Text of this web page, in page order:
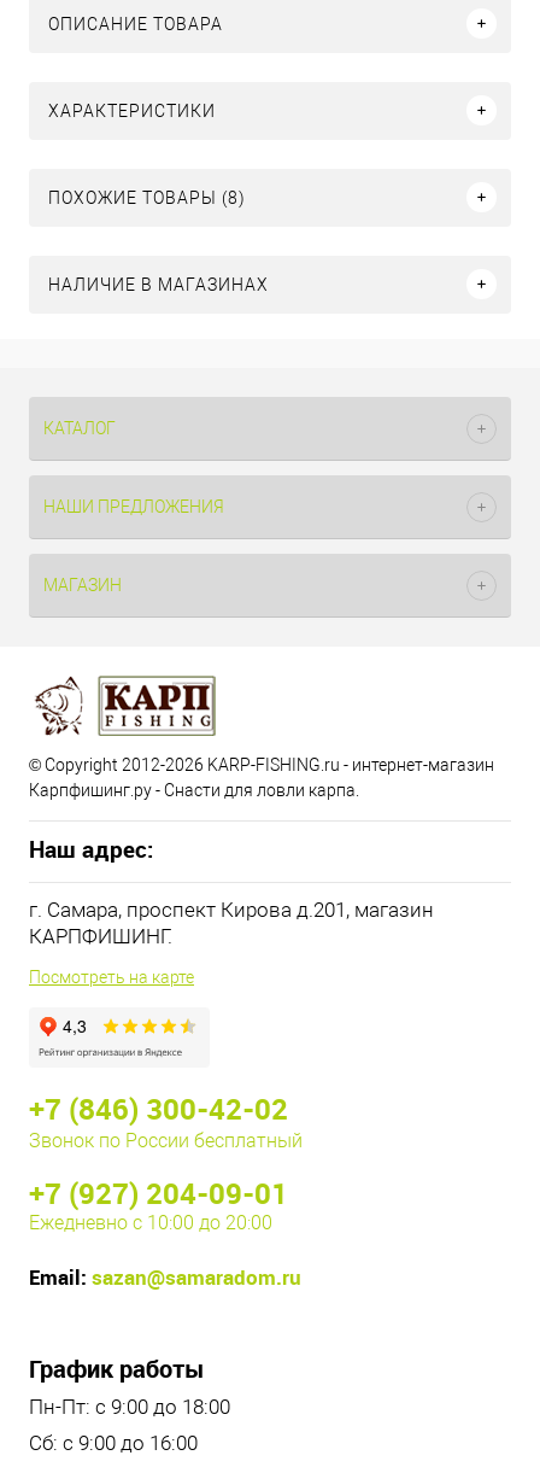
ОПИСАНИЕ ТОВАРА
ХАРАКТЕРИСТИКИ
ПОХОЖИЕ ТОВАРЫ (8)
НАЛИЧИЕ В МАГАЗИНАХ
КАТАЛОГ
НАШИ ПРЕДЛОЖЕНИЯ
МАГАЗИН
© Copyright 2012-2026 KARP-FISHING.ru - интернет-магазин
Карпфишинг.ру - Снасти для ловли карпа.
Наш адрес:
г. Самара, проспект Кирова д.201, магазин
КАРПФИШИНГ.
Посмотреть на карте
+7 (846) 300-42-02
Звонок по России бесплатный
+7 (927) 204-09-01
Ежедневно с 10:00 до 20:00
Email: sazan@samaradom.ru
График работы
Пн-Пт: с 9:00 до 18:00
Сб: с 9:00 до 16:00